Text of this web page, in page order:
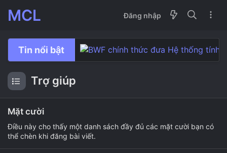
MCL Đăng nhập
Tin nổi bật
Trợ giúp
Mặt cười
Điều này cho thấy một danh sách đầy đủ các mặt cười bạn có
thể chèn khi đăng bài viết.